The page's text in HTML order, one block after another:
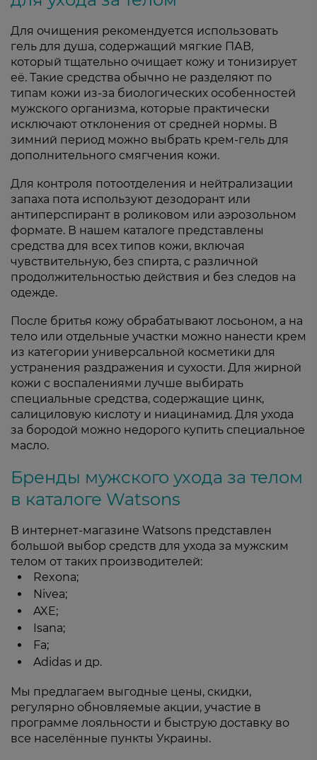
Для очищения рекомендуется использовать
гель для душа, содержащий мягкие ПАВ,
который тщательно очищает кожу и тонизирует
её. Такие средства обычно не разделяют по
типам кожи из-за биологических особенностей
мужского организма, которые практически
исключают отклонения от средней нормы. В
зимний период можно выбрать крем-гель для
дополнительного смягчения кожи.
Для контроля потоотделения и нейтрализации
запаха пота используют дезодорант или
антиперспирант в роликовом или аэрозольном
формате. В нашем каталоге представлены
средства для всех типов кожи, включая
чувствительную, без спирта, с различной
продолжительностью действия и без следов на
одежде.
После бритья кожу обрабатывают лосьоном, а на
тело или отдельные участки можно нанести крем
из категории универсальной косметики для
устранения раздражения и сухости. Для жирной
кожи с воспалениями лучше выбирать
специальные средства, содержащие цинк,
салициловую кислоту и ниацинамид. Для ухода
за бородой можно недорого купить специальное
масло.
Бренды мужского ухода за телом
в каталоге Watsons
В интернет-магазине Watsons представлен
большой выбор средств для ухода за мужским
телом от таких производителей:
Rexona;
Nivea;
AXE;
Isana;
Fa;
Adidas и др.
Мы предлагаем выгодные цены, скидки,
регулярно обновляемые акции, участие в
программе лояльности и быструю доставку во
все населённые пункты Украины.